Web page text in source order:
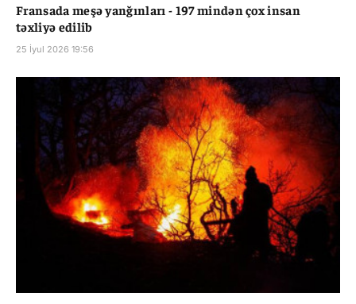
Fransada meşə yanğınları - 197 mindən çox insan
təxliyə edilib
25 İyul 2026 19:56